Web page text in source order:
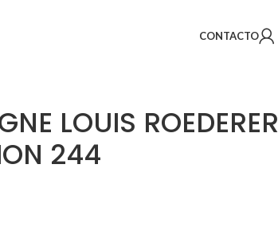
CONTACTO
LOUIS ROEDERER
244